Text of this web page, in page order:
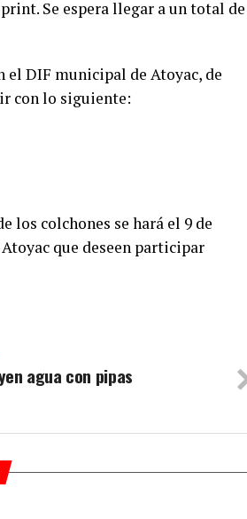
Se espera llegar a un total de
el DIF municipal de Atoyac, de
con lo siguiente:
los colchones se hará el 9 de
que deseen participar
agua con pipas